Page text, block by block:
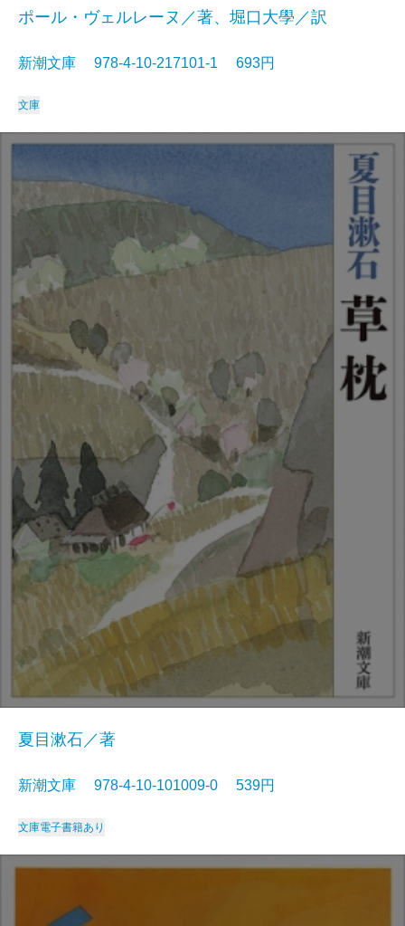
ポール・ヴェルレーヌ／著、堀口大學／訳
新潮文庫 978-4-10-217101-1 693円
文庫
夏目漱石／著
新潮文庫 978-4-10-101009-0 539円
文庫電子書籍あり